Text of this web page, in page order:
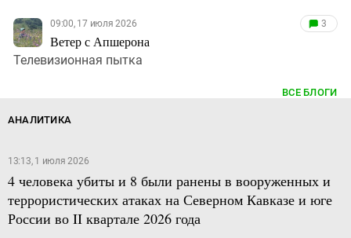
09:00, 17 июля 2026
Ветер с Апшерона
3
Телевизионная пытка
ВСЕ БЛОГИ
АНАЛИТИКА
13:13, 1 июля 2026
4 человека убиты и 8 были ранены в вооруженных и
террористических атаках на Северном Кавказе и юге
России во II квартале 2026 года